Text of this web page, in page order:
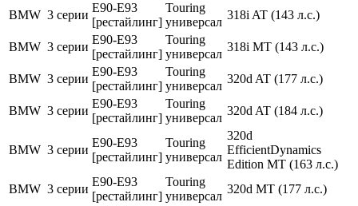
BMW 3 серии
E90-E93
[рестайлинг]
Touring
универсал
318i AT (143 л.с.)
BMW 3 серии
E90-E93
[рестайлинг]
Touring
универсал
318i MT (143 л.с.)
BMW 3 серии
E90-E93
[рестайлинг]
Touring
универсал
320d AT (177 л.с.)
BMW 3 серии
E90-E93
[рестайлинг]
Touring
универсал
320d AT (184 л.с.)
BMW 3 серии
E90-E93
[рестайлинг]
Touring
универсал
320d
EfficientDynamics
Edition MT (163 л.с.)
BMW 3 серии
E90-E93
[рестайлинг]
Touring
универсал
320d MT (177 л.с.)